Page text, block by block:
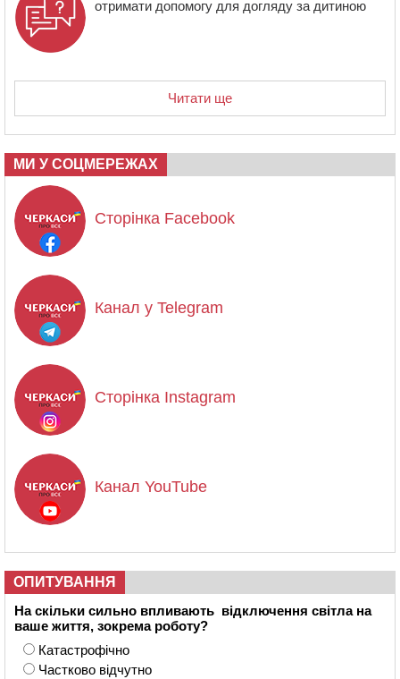
отримати допомогу для догляду за дитиною
Читати ще
МИ У СОЦМЕРЕЖАХ
Сторінка Facebook
Канал у Telegram
Сторінка Instagram
Канал YouTube
ОПИТУВАННЯ
На скільки сильно впливають відключення світла на
ваше життя, зокрема роботу?
Катастрофічно
Частково відчутно